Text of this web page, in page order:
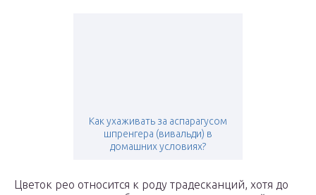
Как ухаживать за аспарагусом
шпренгера (вивальди) в
домашних условиях?
Цветок рео относится к роду традесканций, хотя до